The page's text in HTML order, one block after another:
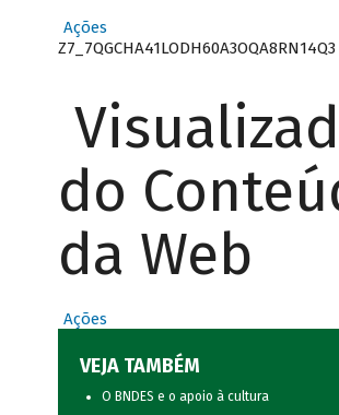
Ações
Z7_7QGCHA41LODH60A3OQA8RN14Q3
do
da Web
Ações
VEJA TAMBÉM
O BNDES e o apoio à cultura